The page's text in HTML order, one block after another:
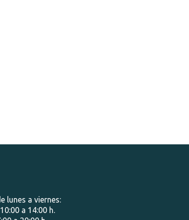
lunes a viernes:
a 14:00 h.